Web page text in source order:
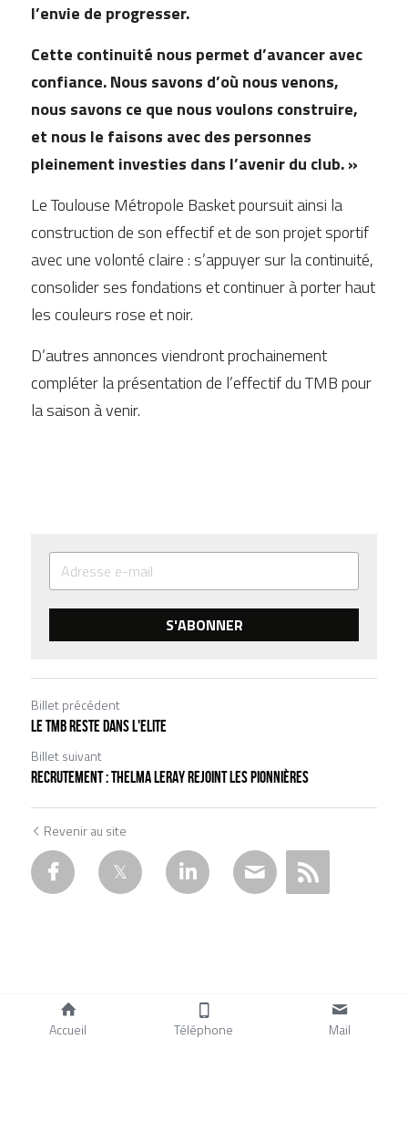
l’envie de progresser.
Cette continuité nous permet d’avancer avec
confiance. Nous savons d’où nous venons,
nous savons ce que nous voulons construire,
et nous le faisons avec des personnes
pleinement investies dans l’avenir du club. »
Le Toulouse Métropole Basket poursuit ainsi la
construction de son effectif et de son projet sportif
avec une volonté claire : s’appuyer sur la continuité,
consolider ses fondations et continuer à porter haut
les couleurs rose et noir.
D’autres annonces viendront prochainement
compléter la présentation de l’effectif du TMB pour
la saison à venir.
S'ABONNER
Billet précédent
LE TMB RESTE DANS L'ELITE
Billet suivant
RECRUTEMENT : THELMA LERAY REJOINT LES PIONNIÈRES
Revenir au site
Accueil Téléphone Mail